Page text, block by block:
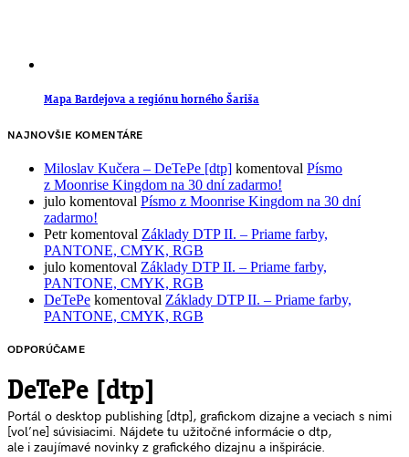
Mapa Bardejova a regiónu horného Šariša
NAJNOVŠIE KOMENTÁRE
Miloslav Kučera – DeTePe [dtp] komentoval Písmo
z Moonrise Kingdom na 30 dní zadarmo!
julo komentoval Písmo z Moonrise Kingdom na 30 dní
zadarmo!
Petrkomentoval Základy DTP II. – Priame farby,
PANTONE, CMYK, RGB
julo komentoval Základy DTP II. – Priame farby,
PANTONE, CMYK, RGB
DeTePe komentoval Základy DTP II. – Priame farby,
PANTONE, CMYK, RGB
ODPORÚČAME
DeTePe [dtp]
Portál o desktop publishing [dtp], grafickom dizajne a veciach s nimi
[voľne] súvisiacimi. Nájdete tu užitočné informácie o dtp,
ale i zaujímavé novinky z grafického dizajnu a inšpirácie.